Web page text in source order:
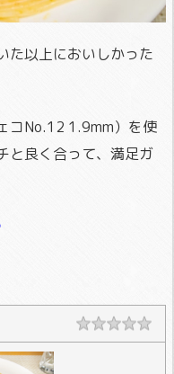
た以上においしかった
コNo.12 1.9mm）を使
と良く合って、満足ガ